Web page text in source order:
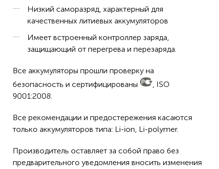
Низкий саморазряд, характерный для
качественных литиевых аккумуляторов
Имеет встроенный контроллер заряда,
защищающий от перегрева и перезаряда.
Все аккумуляторы прошли проверку на
безопасность и сертифицированы
, ISO
9001:2008.
Все рекомендации и предостережения касаются
только аккумуляторов типа: Li-ion, Li-polymer.
Производитель оставляет за собой право без
предварительного уведомления вносить изменения